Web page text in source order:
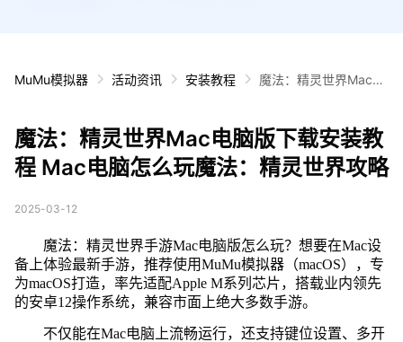
MuMu模拟器 活动资讯 安装教程
魔法：精灵世界Mac电
世界攻略
魔法：精灵世界Mac电脑版下载安装教
程 Mac电脑怎么玩魔法：精灵世界攻略
2025-03-12
魔法：精灵世界手游Mac电脑版怎么玩？想要在Mac设
备上体验最新手游，推荐使用MuMu模拟器（macOS），专
为macOS打造，率先适配Apple M系列芯片，搭载业内领先
的安卓12操作系统，兼容市面上绝大多数手游。
不仅能在Mac电脑上流畅运行，还支持键位设置、多开